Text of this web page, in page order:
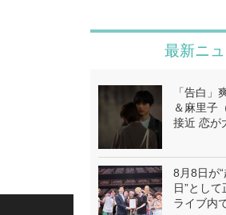
最新ニ
「告白」
＆麻里子
接近 恋が
8月8日が
日”とし
ライブ内